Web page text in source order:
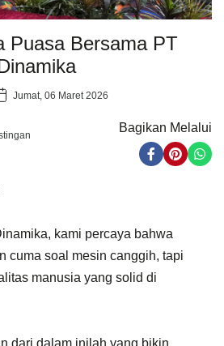
Puasa Bersama PT
Jumat, 06 Maret 2026
Bagikan Melalui
kami percaya bahwa
cuma soal mesin canggih, tapi
manusia yang solid di